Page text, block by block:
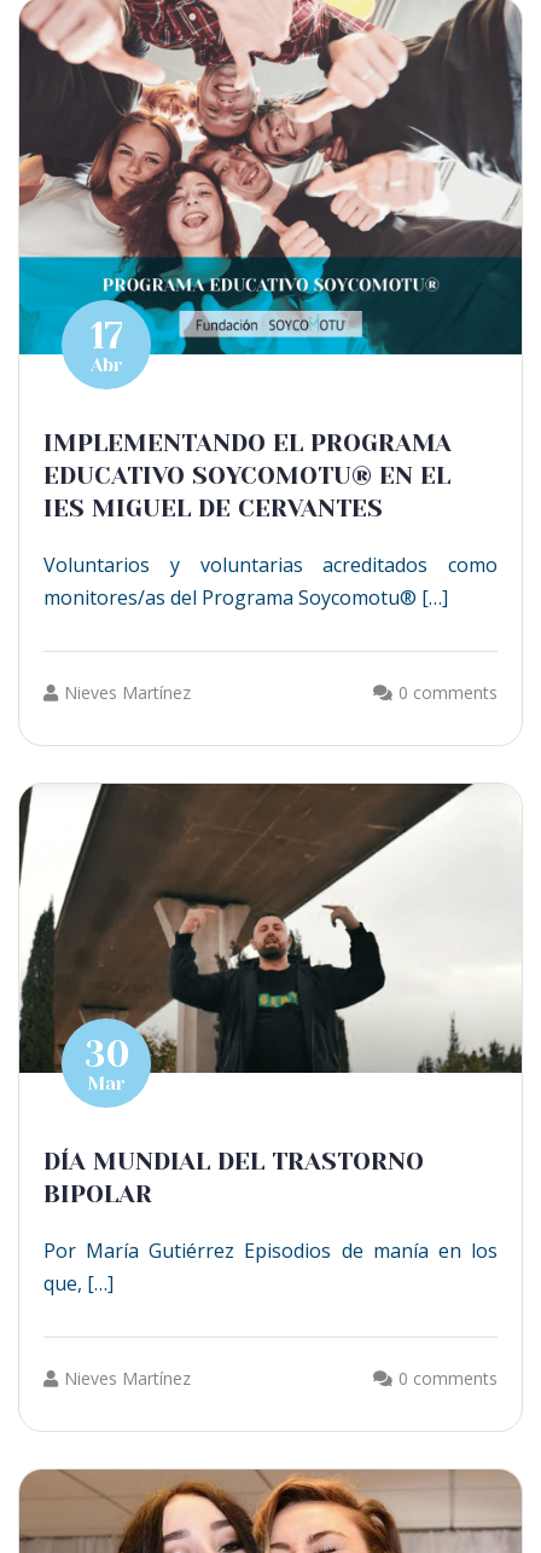
17
Abr
IMPLEMENTANDO EL PROGRAMA
EDUCATIVO SOYCOMOTU® EN EL
IES MIGUEL DE CERVANTES
Voluntarios y voluntarias acreditados como
monitores/as del Programa Soycomotu® […]
Nieves Martínez 0 comments
30
Mar
DÍA MUNDIAL DEL TRASTORNO
BIPOLAR
Por María Gutiérrez Episodios de manía en los
que, […]
Nieves Martínez 0 comments